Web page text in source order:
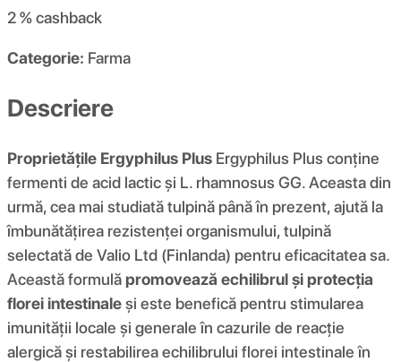
2 %cashback
Categorie: Farma
Descriere
Proprietățile Ergyphilus Plus Ergyphilus Plus conține
fermenti de acid lactic și L. rhamnosus GG. Aceasta din
urmă, cea mai studiată tulpină până în prezent, ajută la
îmbunătățirea rezistenței organismului, tulpină
selectată de Valio Ltd (Finlanda) pentru eficacitatea sa.
Această formulăpromovează echilibrul și protecția
florei intestinaleși este benefică pentru stimularea
imunității locale și generale în cazurile de reacție
alergică și restabilirea echilibrului florei intestinale în